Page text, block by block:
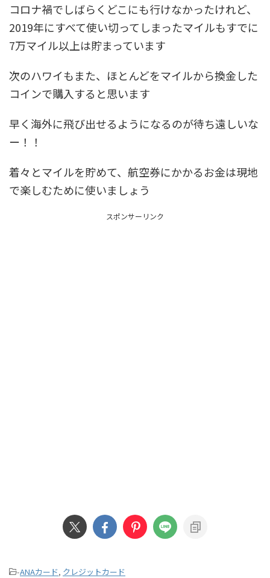
コロナ禍でしばらくどこにも行けなかったけれど、
2019年にすべて使い切ってしまったマイルもすでに
7万マイル以上は貯まっています
次のハワイもまた、ほとんどをマイルから換金した
コインで購入すると思います
早く海外に飛び出せるようになるのが待ち遠しいな
ー！！
着々とマイルを貯めて、航空券にかかるお金は現地
で楽しむために使いましょう
スポンサーリンク
-ANAカード, クレジットカード